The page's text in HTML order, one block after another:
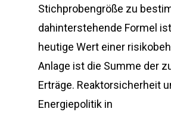
Stichprobengröße zu
dahinterstehende Formel
heutige Wert einer
Anlage ist die Summe der
Erträge. Reaktorsicherheit
Energiepolitik in